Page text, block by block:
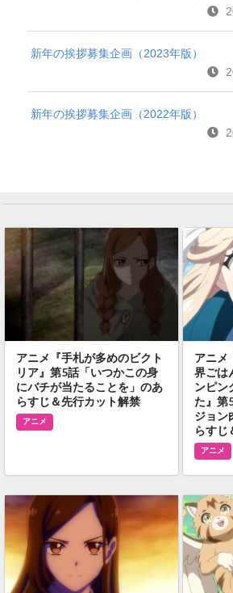
新年の挨拶募集企画（2023年版）
新年の挨拶募集企画（2022年版）
アニメ『手札が多めのビクト
リア』第5話「いつかこの身
にバチが当たることを」のあ
らすじ＆先行カット解禁
アニメ
アニメ
界ごは
ンピン
た』第
ジョン
らすじ
アニメ